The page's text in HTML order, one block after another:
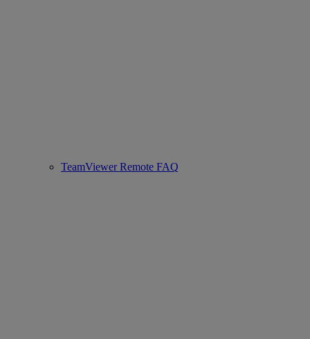
TeamViewer Remote FAQ